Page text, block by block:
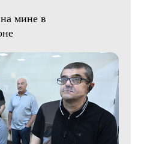
мине в